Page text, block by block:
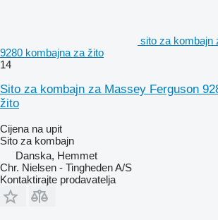
sito za kombajn
9280 kombajna za žito
14
Sito za kombajn za Massey Ferguson
žito
Cijena na upit
Sito za kombajn
Danska, Hemmet
Chr. Nielsen - Tingheden A/S
Kontaktirajte prodavatelja